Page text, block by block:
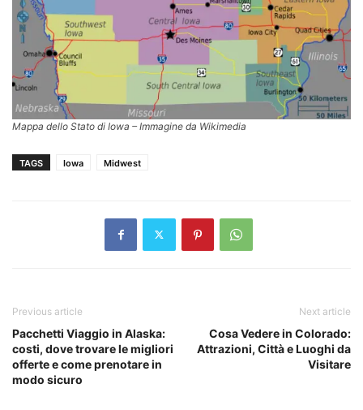
Mappa dello Stato di Iowa – Immagine da Wikimedia
TAGS Iowa Midwest
Previous article
Pacchetti Viaggio in Alaska:
costi, dove trovare le migliori
offerte e come prenotare in
modo sicuro
Next article
Cosa Vedere in Colorado:
Attrazioni, Città e Luoghi da
Visitare